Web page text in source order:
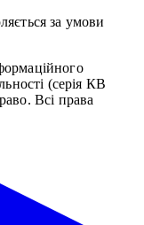
за умови
(серія КВ
Всі права